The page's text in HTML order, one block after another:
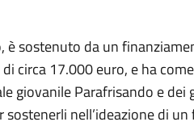
è sostenuto da un
circa 17.000 euro, e ha
giovanile Parafrisando e dei
nell’ideazione di